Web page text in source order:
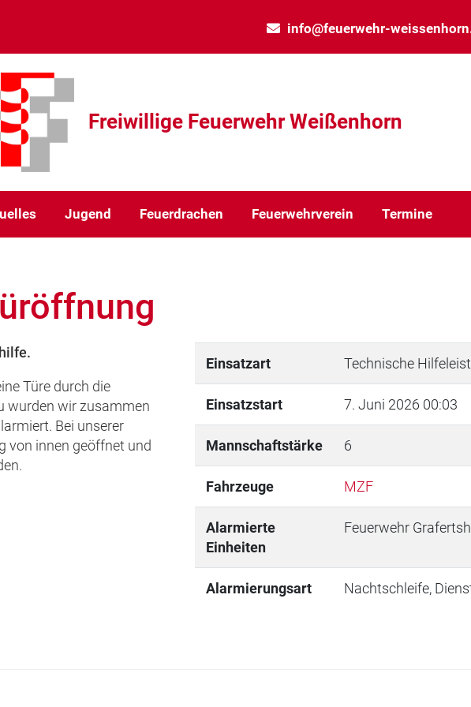
info@feuerwehr-
Freiwillige Feuerwehr Weißenhorn
Jugend Feuerdrachen Feuerwehrverein Termine
Türe durch die
wurden wir zusammen
Bei unserer
von innen geöffnet und
Einsatzart Technische
Einsatzstart 7. Juni 2026 00:03
Mannschaftstärke 6
Fahrzeuge MZF
Alarmierte
Einheiten
Feuerwehr
Alarmierungsart Nachtschleife,